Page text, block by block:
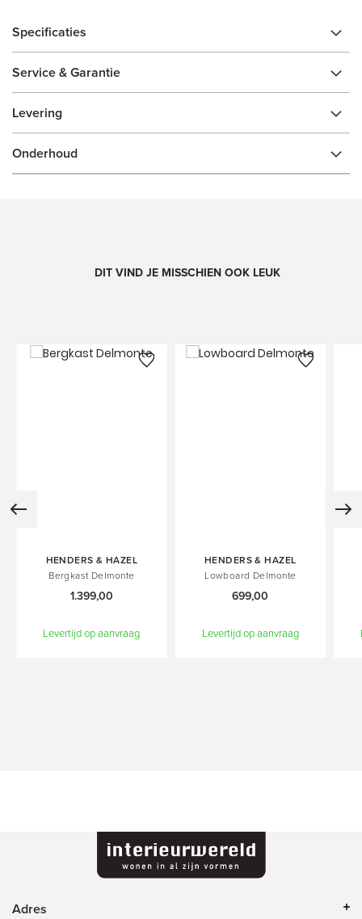
Specificaties
Service & Garantie
Levering
Onderhoud
DIT VIND JE MISSCHIEN OOK LEUK
HENDERS & HAZEL
Bergkast Delmonte
1.399,00
Levertijd op aanvraag
Winkelwagen
HENDERS & HAZEL
Lowboard Delmonte
699,00
Levertijd op aanvraag
Winkelwagen
Adres